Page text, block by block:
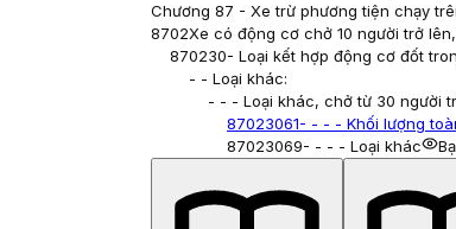
Chương 87 - Xe trừ phương tiện chạy
8702Xe có động cơ chở 10 người trở
870230- Loại kết hợp động cơ đốt
- - Loại khác:
- - - Loại khác, chở từ 30 người
87023061- - - - Khối lượng
87023069- - - - Loại khác